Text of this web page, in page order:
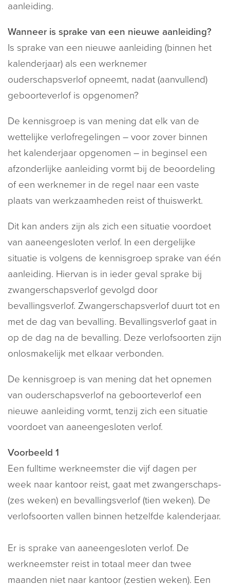
aanleiding.
Wanneer is sprake van een nieuwe aanleiding?
Is sprake van een nieuwe aanleiding (binnen het
kalenderjaar) als een werknemer
ouderschapsverlof opneemt, nadat (aanvullend)
geboorteverlof is opgenomen?
De kennisgroep is van mening dat elk van de
wettelijke verlofregelingen – voor zover binnen
het kalenderjaar opgenomen – in beginsel een
afzonderlijke aanleiding vormt bij de beoordeling
of een werknemer in de regel naar een vaste
plaats van werkzaamheden reist of thuiswerkt.
Dit kan anders zijn als zich een situatie voordoet
van aaneengesloten verlof. In een dergelijke
situatie is volgens de kennisgroep sprake van één
aanleiding. Hiervan is in ieder geval sprake bij
zwangerschapsverlof gevolgd door
bevallingsverlof. Zwangerschapsverlof duurt tot en
met de dag van bevalling. Bevallingsverlof gaat in
op de dag na de bevalling. Deze verlofsoorten zijn
onlosmakelijk met elkaar verbonden.
De kennisgroep is van mening dat het opnemen
van ouderschapsverlof na geboorteverlof een
nieuwe aanleiding vormt, tenzij zich een situatie
voordoet van aaneengesloten verlof.
Voorbeeld 1
Een fulltime werkneemster die vijf dagen per
week naar kantoor reist, gaat met zwangerschaps-
(zes weken) en bevallingsverlof (tien weken). De
verlofsoorten vallen binnen hetzelfde kalenderjaar.
Er is sprake van aaneengesloten verlof. De
werkneemster reist in totaal meer dan twee
maanden niet naar kantoor (zestien weken). Een